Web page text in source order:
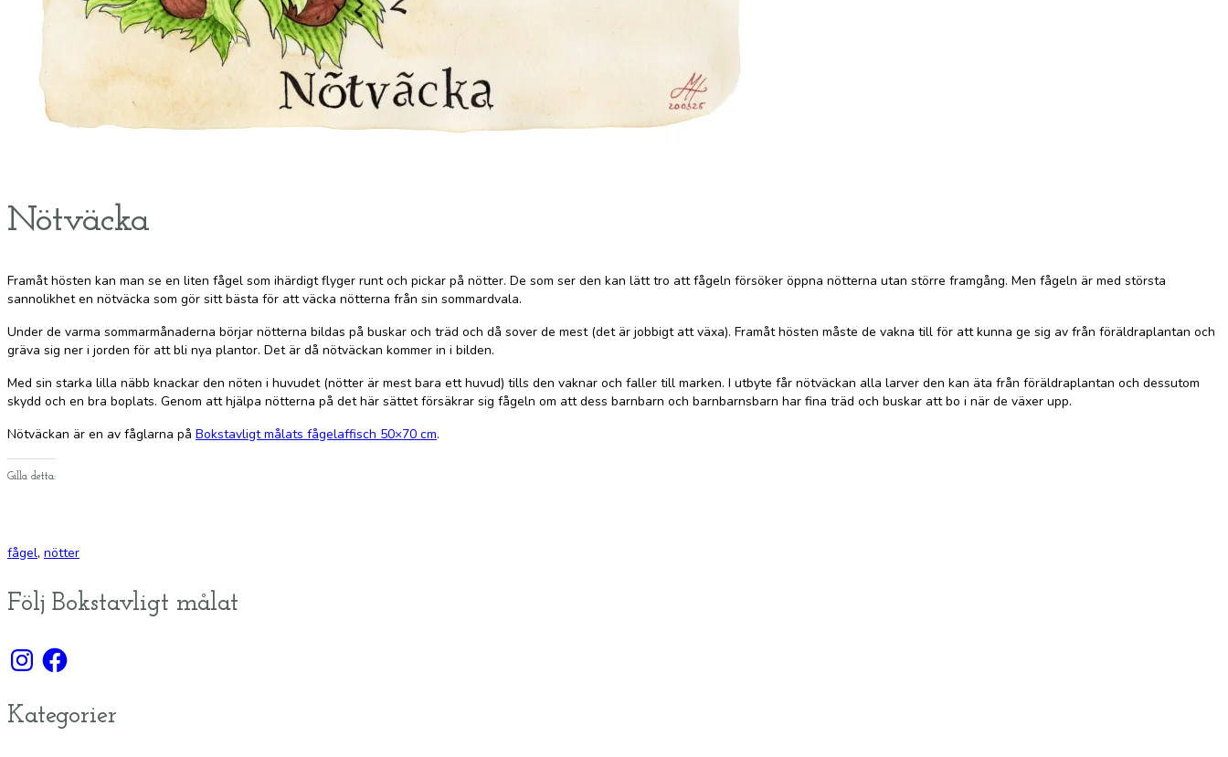
Nötväcka
Framåt hösten kan man se en liten fågel som ihärdigt flyger runt och pickar på nötter. De som ser den kan lätt tro att fågeln försöker öppna nötterna utan större framgång. Men fågeln är med största
sannolikhet en nötväcka som gör sitt bästa för att väcka nötterna från sin sommardvala.
Under de varma sommarmånaderna börjar nötterna bildas på buskar och träd och då sover de mest (det är jobbigt att växa). Framåt hösten måste de vakna till för att kunna ge sig av från föräldraplantan och
gräva sig ner i jorden för att bli nya plantor. Det är då nötväckan kommer in i bilden.
Med sin starka lilla näbb knackar den nöten i huvudet (nötter är mest bara ett huvud) tills den vaknar och faller till marken. I utbyte får nötväckan alla larver den kan äta från föräldraplantan och dessutom
skydd och en bra boplats. Genom att hjälpa nötterna på det här sättet försäkrar sig fågeln om att dess barnbarn och barnbarnsbarn har fina träd och buskar att bo i när de växer upp.
Nötväckan är en av fåglarna på Bokstavligt målats fågelaffisch 50×70 cm.
Gilla detta:
fågel, nötter
Följ Bokstavligt målat
InstagramFacebook
Kategorier